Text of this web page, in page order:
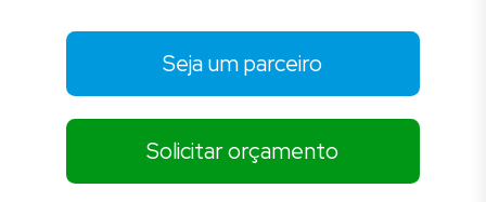
Seja um parceiro
Solicitar orçamento